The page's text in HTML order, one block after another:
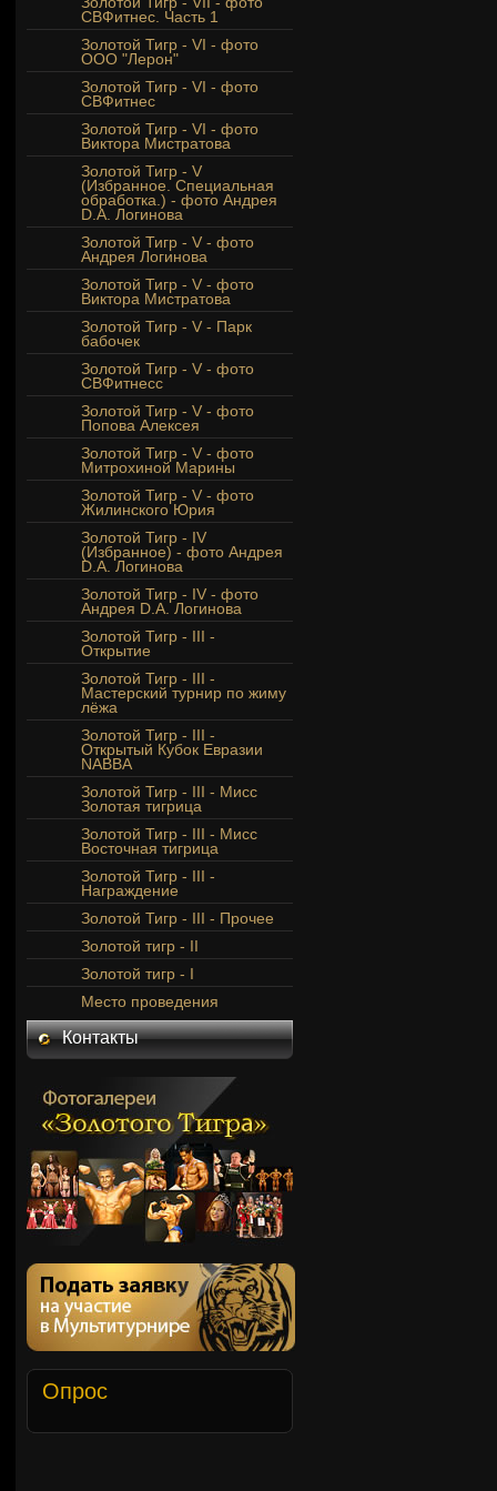
СВФитнес. Часть 1
Золотой Тигр - VI - фото
ООО "Лерон"
Золотой Тигр - VI - фото
СВФитнес
Золотой Тигр - VI - фото
Виктора Мистратова
Золотой Тигр - V
(Избранное. Специальная
обработка.) - фото Андрея
D.A. Логинова
Золотой Тигр - V - фото
Андрея Логинова
Золотой Тигр - V - фото
Виктора Мистратова
Золотой Тигр - V - Парк
бабочек
Золотой Тигр - V - фото
СВФитнесс
Золотой Тигр - V - фото
Попова Алексея
Золотой Тигр - V - фото
Митрохиной Марины
Золотой Тигр - V - фото
Жилинского Юрия
Золотой Тигр - IV
(Избранное) - фото Андрея
D.A. Логинова
Золотой Тигр - IV - фото
Андрея D.A. Логинова
Золотой Тигр - III -
Открытие
Золотой Тигр - III -
Мастерский турнир по жиму
лёжа
Золотой Тигр - III -
Открытый Кубок Евразии
NABBA
Золотой Тигр - III - Мисс
Золотая тигрица
Золотой Тигр - III - Мисс
Восточная тигрица
Золотой Тигр - III -
Награждение
Золотой Тигр - III - Прочее
Золотой тигр - II
Золотой тигр - I
Место проведения
Контакты
Опрос